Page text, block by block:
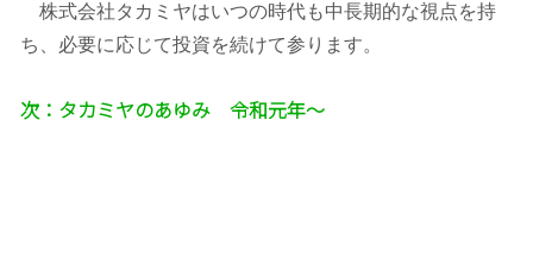
株式会社タカミヤはいつの時代も中長期的な視点を持
ち、必要に応じて投資を続けて参ります。
次：タカミヤのあゆみ 令和元年～